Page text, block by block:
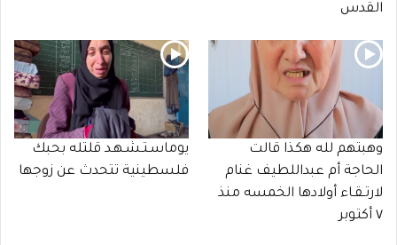
القدس
وهبتهم لله هكذا قالت
الحاجة أم عبداللطيف غنام
لارتـقـاء أولادها الخمسه منذ
٧ أكتوبر
يوماسـتـشـهـد قلتله بحبك
فلسطينية تتحدث عن زوجها